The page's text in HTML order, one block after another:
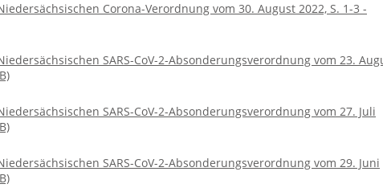
Corona-Verordnung vom 30. August 2022, S. 1-3 -
SARS-CoV-2-Absonderungsverordnung vom 23.
SARS-CoV-2-Absonderungsverordnung vom 27. Juli
SARS-CoV-2-Absonderungsverordnung vom 29. Juni